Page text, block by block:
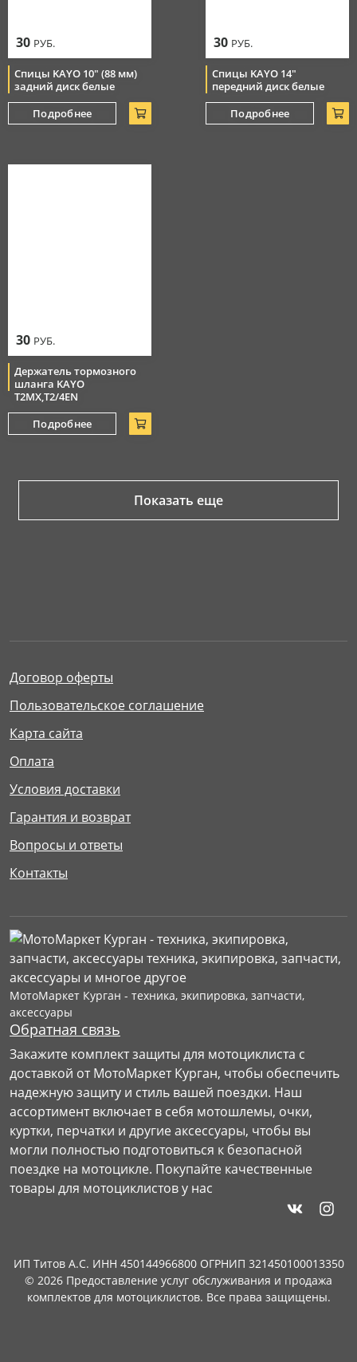
30 РУБ.
Спицы KAYO 10" (88 мм)
задний диск белые
Подробнее
30 РУБ.
Спицы KAYO 14"
передний диск белые
Подробнее
30 РУБ.
Держатель тормозного
шланга KAYO
T2MX,T2/4EN
Подробнее
Показать еще
Договор оферты
Пользовательское соглашение
Карта сайта
Оплата
Условия доставки
Гарантия и возврат
Вопросы и ответы
Контакты
МотоМаркет Курган - техника, экипировка, запчасти,
аксессуары
Обратная связь
Закажите комплект защиты для мотоциклиста с
доставкой от МотоМаркет Курган, чтобы обеспечить
надежную защиту и стиль вашей поездки. Наш
ассортимент включает в себя мотошлемы, очки,
куртки, перчатки и другие аксессуары, чтобы вы
могли полностью подготовиться к безопасной
поездке на мотоцикле. Покупайте качественные
товары для мотоциклистов у нас
ИП Титов А.С. ИНН 450144966800 ОГРНИП 321450100013350
© 2026 Предоставление услуг обслуживания и продажа
комплектов для мотоциклистов. Все права защищены.